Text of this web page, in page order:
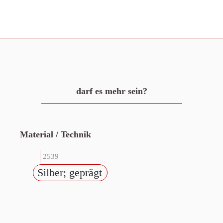
darf es mehr sein?
Material / Technik
2539
Silber; geprägt